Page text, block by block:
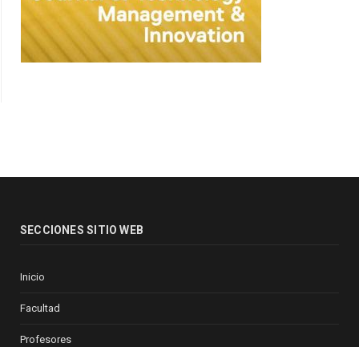
SECCIONES SITIO WEB
Inicio
Facultad
Profesores